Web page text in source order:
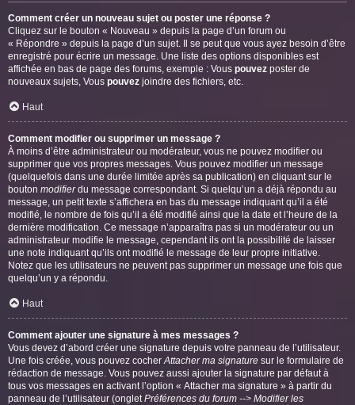
Comment créer un nouveau sujet ou poster une réponse ?
Cliquez sur le bouton « Nouveau » depuis la page d’un forum ou
« Répondre » depuis la page d’un sujet. Il se peut que vous ayez besoin d’être
enregistré pour écrire un message. Une liste des options disponibles est
affichée en bas de page des forums, exemple : Vous pouvez poster de
nouveaux sujets, Vous pouvez joindre des fichiers, etc.
Haut
Comment modifier ou supprimer un message ?
À moins d’être administrateur ou modérateur, vous ne pouvez modifier ou
supprimer que vos propres messages. Vous pouvez modifier un message
(quelquefois dans une durée limitée après sa publication) en cliquant sur le
bouton modifierdu message correspondant. Si quelqu’un a déjà répondu au
message, un petit texte s’affichera en bas du message indiquant qu’il a été
modifié, le nombre de fois qu’il a été modifié ainsi que la date et l’heure de la
dernière modification. Ce message n’apparaîtra pas si un modérateur ou un
administrateur modifie le message, cependant ils ont la possibilité de laisser
une note indiquant qu’ils ont modifié le message de leur propre initiative.
Notez que les utilisateurs ne peuvent pas supprimer un message une fois que
quelqu’un y a répondu.
Haut
Comment ajouter une signature à mes messages ?
Vous devez d’abord créer une signature depuis votre panneau de l’utilisateur.
Une fois créée, vous pouvez cocherAttacher ma signature sur le formulaire de
rédaction de message. Vous pouvez aussi ajouter la signature par défaut à
tous vos messages en activant l’option « Attacher ma signature » à partir du
panneau de l’utilisateur (ongletPréférences du forum --> Modifier les